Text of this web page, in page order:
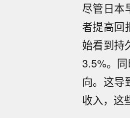
尽管日本
者提高回
始看到持
3.5%。
向。这导
收入，这